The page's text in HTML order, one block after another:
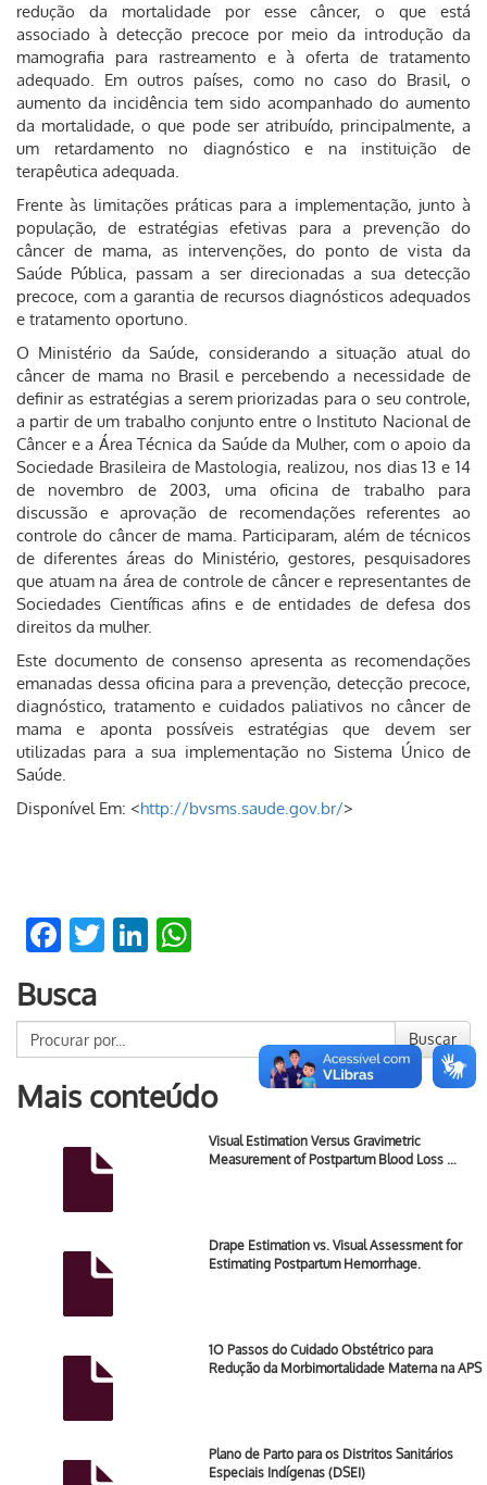
redução da mortalidade por esse câncer, o que está
associado à detecção precoce por meio da introdução da
mamografia para rastreamento e à oferta de tratamento
adequado. Em outros países, como no caso do Brasil, o
aumento da incidência tem sido acompanhado do aumento
da mortalidade, o que pode ser atribuído, principalmente, a
um retardamento no diagnóstico e na instituição de
terapêutica adequada.
Frente às limitações práticas para a implementação, junto à
população, de estratégias efetivas para a prevenção do
câncer de mama, as intervenções, do ponto de vista da
Saúde Pública, passam a ser direcionadas a sua detecção
precoce, com a garantia de recursos diagnósticos adequados
e tratamento oportuno.
O Ministério da Saúde, considerando a situação atual do
câncer de mama no Brasil e percebendo a necessidade de
definir as estratégias a serem priorizadas para o seu controle,
a partir de um trabalho conjunto entre o Instituto Nacional de
Câncer e a Área Técnica da Saúde da Mulher, com o apoio da
Sociedade Brasileira de Mastologia, realizou, nos dias 13 e 14
de novembro de 2003, uma oficina de trabalho para
discussão e aprovação de recomendações referentes ao
controle do câncer de mama. Participaram, além de técnicos
de diferentes áreas do Ministério, gestores, pesquisadores
que atuam na área de controle de câncer e representantes de
Sociedades Científicas afins e de entidades de defesa dos
direitos da mulher.
Este documento de consenso apresenta as recomendações
emanadas dessa oficina para a prevenção, detecção precoce,
diagnóstico, tratamento e cuidados paliativos no câncer de
mama e aponta possíveis estratégias que devem ser
utilizadas para a sua implementação no Sistema Único de
Saúde.
Disponível Em: <http://bvsms.saude.gov.br/>
Facebook
TwitterLinkedIn
Busca
Buscar
Mais conteúdo
Visual Estimation Versus Gravimetric
Measurement of Postpartum Blood Loss …
Drape Estimation vs. Visual Assessment for
Estimating Postpartum Hemorrhage.
1O Passos do Cuidado Obstétrico para
Redução da Morbimortalidade Materna na APS
Plano de Parto para os Distritos Sanitários
Especiais Indígenas (DSEI)